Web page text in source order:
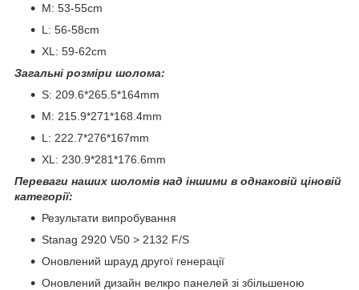
M: 53-55cm
L: 56-58cm
XL: 59-62cm
Загальні розміри шолома:
S: 209.6*265.5*164mm
M: 215.9*271*168.4mm
L: 222.7*276*167mm
XL: 230.9*281*176.6mm
Переваги наших шоломів над іншими в однаковій ціновій
категорії:
Результати випробування
Stanag 2920 V50 > 2132 F/S
Оновлений шрауд другої генерації
Оновлений дизайн велкро панелей зі збільшеною